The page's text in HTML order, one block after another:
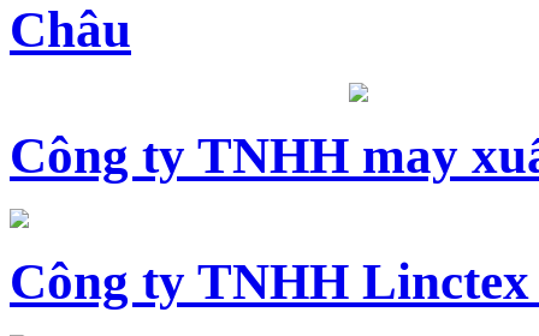
Châu
Công ty TNHH may
Công ty TNHH Linctex